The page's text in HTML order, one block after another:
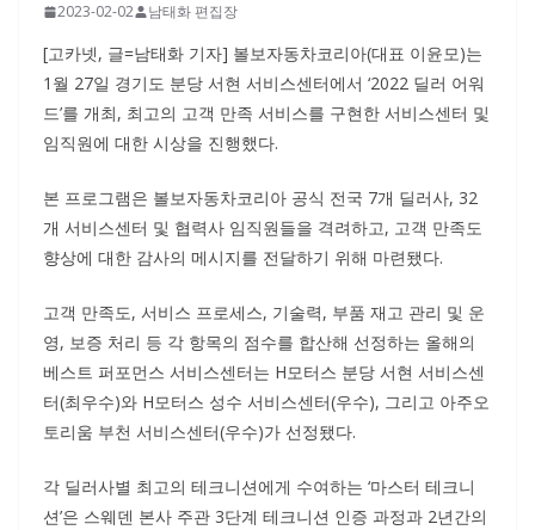
2023-02-02 남태화 편집장
[고카넷, 글=남태화 기자] 볼보자동차코리아(대표 이윤모)는
1월 27일 경기도 분당 서현 서비스센터에서 ‘2022 딜러 어워
드’를 개최, 최고의 고객 만족 서비스를 구현한 서비스센터 및
임직원에 대한 시상을 진행했다.
본 프로그램은 볼보자동차코리아 공식 전국 7개 딜러사, 32
개 서비스센터 및 협력사 임직원들을 격려하고, 고객 만족도
향상에 대한 감사의 메시지를 전달하기 위해 마련됐다.
고객 만족도, 서비스 프로세스, 기술력, 부품 재고 관리 및 운
영, 보증 처리 등 각 항목의 점수를 합산해 선정하는 올해의
베스트 퍼포먼스 서비스센터는 H모터스 분당 서현 서비스센
터(최우수)와 H모터스 성수 서비스센터(우수), 그리고 아주오
토리움 부천 서비스센터(우수)가 선정됐다.
각 딜러사별 최고의 테크니션에게 수여하는 ‘마스터 테크니
션’은 스웨덴 본사 주관 3단계 테크니션 인증 과정과 2년간의